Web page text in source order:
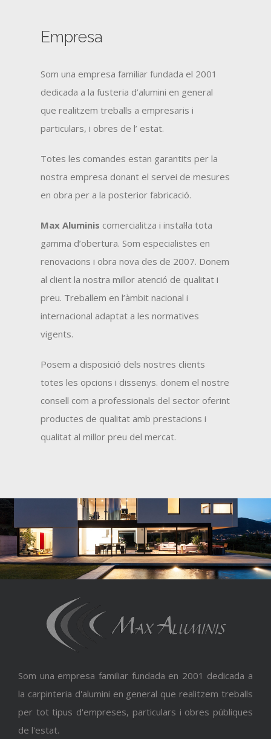
Empresa
Som una empresa familiar fundada el 2001
dedicada a la fusteria d’alumini en general
que realitzem treballs a empresaris i
particulars, i obres de l’ estat.
Totes les comandes estan garantits per la
nostra empresa donant el servei de mesures
en obra per a la posterior fabricació.
Max Aluminis comercialitza i instal·la tota
gamma d’obertura. Som especialistes en
renovacions i obra nova des de 2007. Donem
al client la nostra millor atenció de qualitat i
preu. Treballem en l’àmbit nacional i
internacional adaptat a les normatives
vigents.
Posem a disposició dels nostres clients
totes les opcions i dissenys. donem el nostre
consell com a professionals del sector oferint
productes de qualitat amb prestacions i
qualitat al millor preu del mercat.
Som una empresa familiar fundada en 2001 dedicada a
la carpinteria d'alumini en general que realitzem treballs
per tot tipus d'empreses, particulars i obres públiques
de l'estat.